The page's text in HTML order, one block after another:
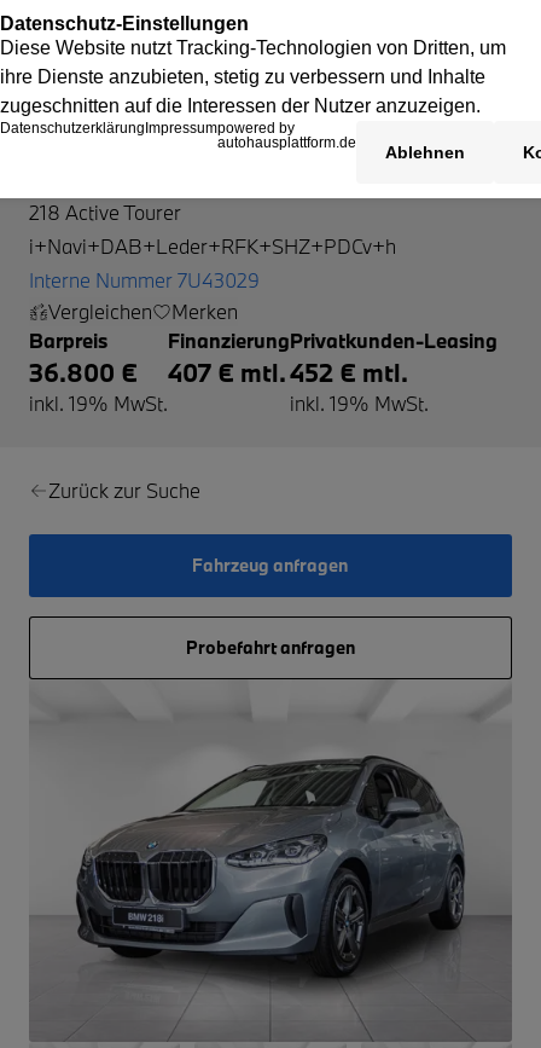
218 Active Tourer
i+Navi+DAB+Leder+RFK+SHZ+PDCv+h
Interne Nummer 7U43029
Vergleichen
Merken
Barpreis
36.800 €
inkl. 19% MwSt.
Finanzierung
407 € mtl.
Privatkunden-Leasing
452 € mtl.
inkl. 19% MwSt.
Zurück zur Suche
Fahrzeug anfragen
Probefahrt anfragen